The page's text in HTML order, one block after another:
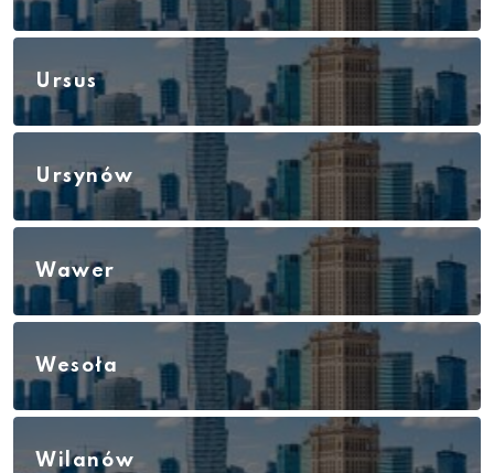
Ursus
Ursynów
Wawer
Wesoła
Wilanów